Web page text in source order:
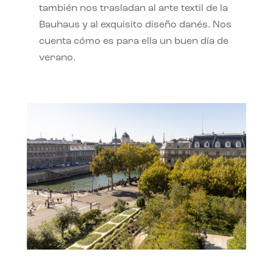
también nos trasladan al arte textil de la
Bauhaus y al exquisito diseño danés. Nos
cuenta cómo es para ella un buen día de
verano.